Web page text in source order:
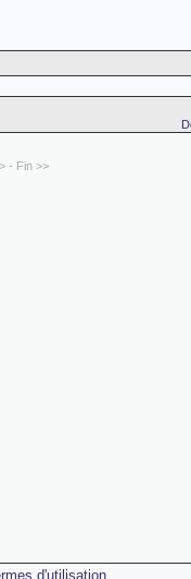
- Fin >>
d'utilisation